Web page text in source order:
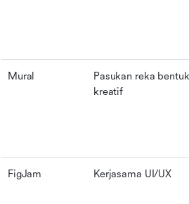
Mural
Pasukan reka
kreatif
FigJam Kerjasama UI/UX